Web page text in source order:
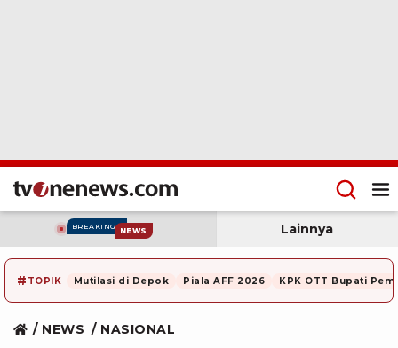
BREAKING NEWS Lainnya
# TOPIK Mutilasi di Depok Piala AFF 2026 KPK OTT Bupati
NEWS NASIONAL